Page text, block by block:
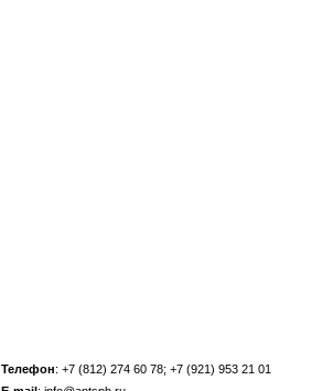
Телефон: +7 (812) 274 60 78; +7 (921) 953 21 01